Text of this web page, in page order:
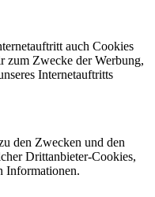
auch Cookies
zum Zwecke der Werbung,
Internetauftritts
den Zwecken und den
Drittanbieter-Cookies,
Informationen.